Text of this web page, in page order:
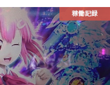
稼働記録